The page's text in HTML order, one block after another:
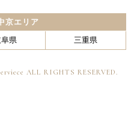
京エリア
県 三重県
ALL RIGHTS RESERVED.